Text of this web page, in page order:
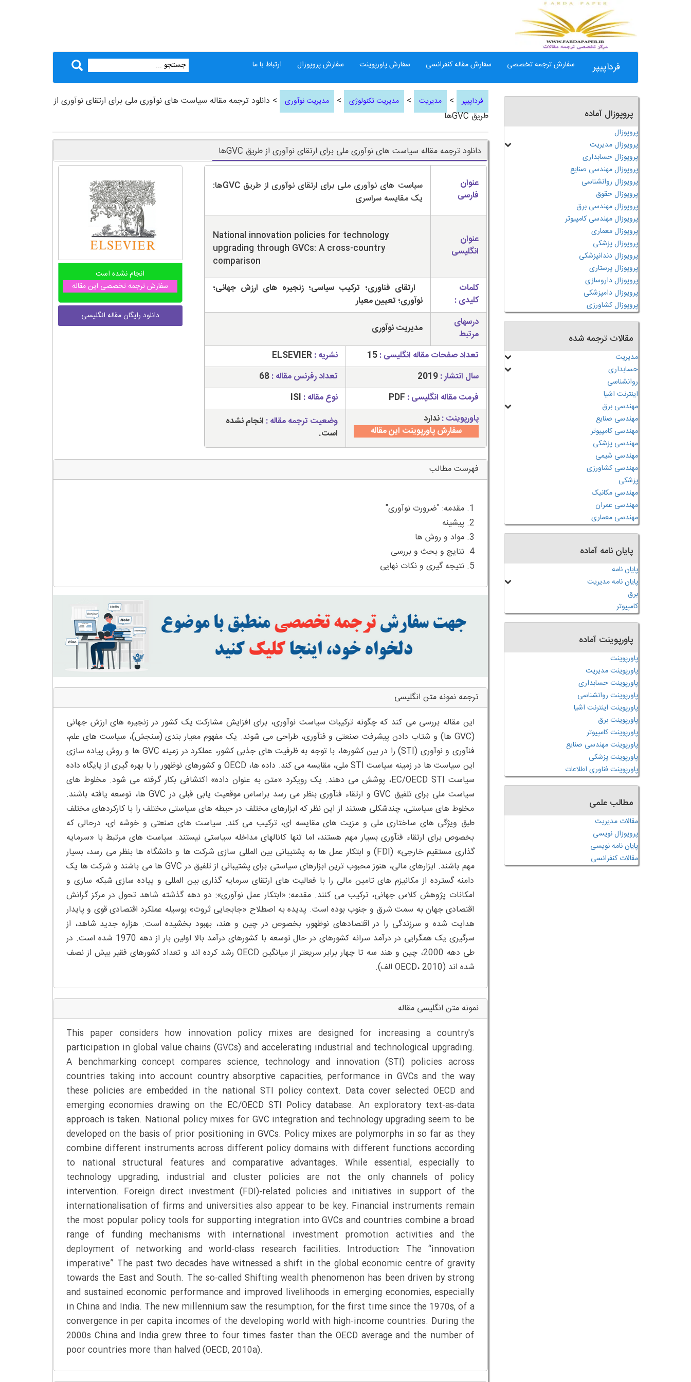
فرداپیپر سفارش ترجمه تخصصی سفارش مقاله کنفرانسی سفارش پاورپوینت سفارش پروپوزال ارتباط با ما
فرداپیپر > مدیریت > مدیریت تکنولوژی > مدیریت نوآوری
> دانلود ترجمه مقاله سیاست های نوآوری ملی برای ارتقای نوآوری از
طریق GVCها
دانلود ترجمه مقاله سیاست های نوآوری ملی برای ارتقای نوآوری از طریق GVCها
عنوان
فارسی
سیاست های نوآوری ملی برای ارتقای نوآوری از طریق GVCها:
یک مقایسه سراسری
عنوان
انگلیسی
National innovation policies for technology
upgrading through GVCs: A cross-country
comparison
کلمات
کلیدی :
ارتقای فناوری؛ ترکیب سیاسی؛ زنجیره های ارزش جهانی؛
نوآوری؛ تعیین معیار
درسهای
مرتبط
مدیریت نوآوری
تعداد صفحات مقاله انگلیسی :15 نشریه :ELSEVIER
سال انتشار :2019 تعداد رفرنس مقاله :68
فرمت مقاله انگلیسی : PDF نوع مقاله : ISI
پاورپوینت :ندارد
سفارش پاورپوینت این مقاله
وضعیت ترجمه مقاله : انجام نشده
است.
انجام نشده است
سفارش ترجمه تخصصی این مقاله
دانلود رایگان مقاله انگلیسی
فهرست مطالب
5. نتیجه گیری و نکات نهایی
ترجمه نمونه متن انگلیسی
این مقاله بررسی می کند که چگونه ترکیبات سیاست نوآوری، برای افزایش مشارکت یک کشور در زنجیره های ارزش جهانی
(GVC ها) و شتاب دادن پیشرفت صنعتی و فنآوری، طراحی می شوند. یک مفهوم معیار بندی (سنجش)، سیاست های علم،
فنآوری و نوآوری (STI) را در بین کشورها، با توجه به ظرفیت های جذبی کشور، عملکرد در زمینه GVC ها و روش پیاده سازی
این سیاست ها در زمینه سیاست STI ملی، مقایسه می کند. داده ها، OECD و کشورهای نوظهور را با بهره گیری از پایگاه داده
سیاست EC/OECD STI، پوشش می دهند. یک رویکرد «متن به عنوان داده» اکتشافی بکار گرفته می شود. مخلوط های
سیاست ملی برای تلفیق GVC و ارتقاء فنآوری بنظر می رسد براساس موقعیت یابی قبلی در GVC ها، توسعه یافته باشند.
مخلوط های سیاستی، چندشکلی هستند از این نظر که ابزارهای مختلف در حیطه های سیاستی مختلف را با کارکردهای مختلف
طبق ویژگی های ساختاری ملی و مزیت های مقایسه ای، ترکیب می کند. سیاست های صنعتی و خوشه ای، درحالی که
بخصوص برای ارتقاء فنآوری بسیار مهم هستند، اما تنها کانالهای مداخله سیاستی نیستند. سیاست های مرتبط با «سرمایه
گذاری مستقیم خارجی» (FDI) و ابتکار عمل ها به پشتیبانی بین المللی سازی شرکت ها و دانشگاه ها بنظر می رسد، بسیار
مهم باشند. ابزارهای مالی، هنوز محبوب ترین ابزارهای سیاستی برای پشتیبانی از تلفیق در GVC ها می باشند و شرکت ها یک
دامنه گسترده از مکانیزم های تامین مالی را با فعالیت های ارتقای سرمایه گذاری بین المللی و پیاده سازی شبکه سازی و
امکانات پژوهش کلاس جهانی، ترکیب می کنند. مقدمه: «ابتکار عمل نوآوری»: دو دهه گذشته شاهد تحول در مرکز گرانش
اقتصادی جهان به سمت شرق و جنوب بوده است. پدیده به اصطلاح «جابجایی ثروت» بوسیله عملکرد اقتصادی قوی و پایدار
هدایت شده و سرزندگی را در اقتصادهای نوظهور، بخصوص در چین و هند، بهبود بخشیده است. هزاره جدید شاهد، از
سرگیری یک همگرایی در درآمد سرانه کشورهای در حال توسعه با کشورهای درآمد بالا اولین بار از دهه 1970 شده است. در
طی دهه 2000، چین و هند سه تا چهار برابر سریعتر از میانگین OECD رشد کرده اند و تعداد کشورهای فقیر بیش از نصف
شده اند (OECD، 2010 الف).
نمونه متن انگلیسی مقاله
This paper considers how innovation policy mixes are designed for increasing a country's
participation in global value chains (GVCs) and accelerating industrial and technological upgrading.
A benchmarking concept compares science, technology and innovation (STI) policies across
countries taking into account country absorptive capacities, performance in GVCs and the way
these policies are embedded in the national STI policy context. Data cover selected OECD and
emerging economies drawing on the EC/OECD STI Policy database. An exploratory text-as-data
approach is taken. National policy mixes for GVC integration and technology upgrading seem to be
developed on the basis of prior positioning in GVCs. Policy mixes are polymorphs in so far as they
combine different instruments across different policy domains with different functions according
to national structural features and comparative advantages. While essential, especially to
technology upgrading, industrial and cluster policies are not the only channels of policy
intervention. Foreign direct investment (FDI)-related policies and initiatives in support of the
internationalisation of firms and universities also appear to be key. Financial instruments remain
the most popular policy tools for supporting integration into GVCs and countries combine a broad
range of funding mechanisms with international investment promotion activities and the
deployment of networking and world-class research facilities. Introduction: The “innovation
imperative” The past two decades have witnessed a shift in the global economic centre of gravity
towards the East and South. The so-called Shifting wealth phenomenon has been driven by strong
and sustained economic performance and improved livelihoods in emerging economies, especially
in China and India. The new millennium saw the resumption, for the first time since the 1970s, of a
convergence in per capita incomes of the developing world with high-income countries. During the
2000s China and India grew three to four times faster than the OECD average and the number of
poor countries more than halved (OECD, 2010a).
پروپوزال آماده
پروپوزال
پروپوزال مدیریت
پروپوزال حسابداری
پروپوزال مهندسی صنایع
پروپوزال روانشناسی
پروپوزال حقوق
پروپوزال مهندسی برق
پروپوزال مهندسی کامپیوتر
پروپوزال معماری
پروپوزال پزشکی
پروپوزال دندانپزشکی
پروپوزال پرستاری
پروپوزال داروسازی
پروپوزال دامپزشکی
پروپوزال کشاورزی
مقالات ترجمه شده
مدیریت
حسابداری
روانشناسی
اینترنت اشیا
مهندسی برق
مهندسی صنایع
مهندسی کامپیوتر
مهندسی پزشکی
مهندسی شیمی
مهندسی کشاورزی
پزشکی
مهندسی مکانیک
مهندسی عمران
مهندسی معماری
پایان نامه آماده
پایان نامه
پایان نامه مدیریت
برق
کامپیوتر
پاورپوینت آماده
پاورپوینت
پاورپوینت مدیریت
پاورپوینت حسابداری
پاورپوینت روانشناسی
پاورپوینت اینترنت اشیا
پاورپوینت برق
پاورپوینت کامپیوتر
پاورپوینت مهندسی صنایع
پاورپوینت پزشکی
پاورپوینت فناوری اطلاعات
مطالب علمی
مقالات مدیریت
پروپوزال نویسی
پایان نامه نویسی
مقالات کنفرانسی